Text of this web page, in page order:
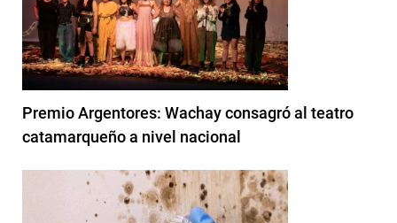
Premio Argentores: Wachay consagró al teatro
catamarqueño a nivel nacional